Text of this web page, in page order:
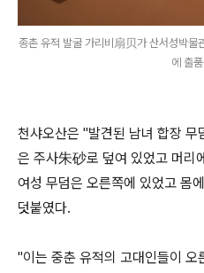
종촌 유적 발굴 가리비扇贝가 산서성박물
에 출
천샤오산은 "발견된 남녀 합장 무
은 주사朱砂로 덮여 있었고 머리
여성 무덤은 오른쪽에 있었고 몸
덧붙였다.
"이는 중춘 유적의 고대인들이 오